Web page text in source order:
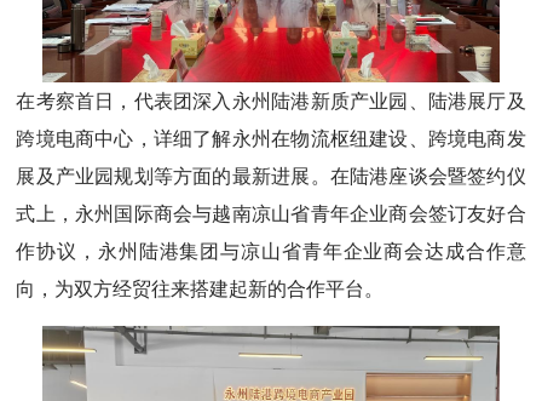
在考察首日，代表团深入永州陆港新质产业园、陆港展厅及
跨境电商中心，详细了解永州在物流枢纽建设、跨境电商发
展及产业园规划等方面的最新进展。在陆港座谈会暨签约仪
式上，永州国际商会与越南凉山省青年企业商会签订友好合
作协议，永州陆港集团与凉山省青年企业商会达成合作意
向，为双方经贸往来搭建起新的合作平台。